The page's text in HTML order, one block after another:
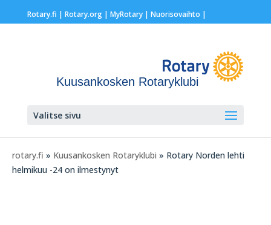
Rotary.fi | Rotary.org| MyRotary | Nuorisovaihto |
Kuusankosken Rotaryklubi
Valitse sivu
rotary.fi » Kuusankosken Rotaryklubi » Rotary Norden lehti
helmikuu -24 on ilmestynyt